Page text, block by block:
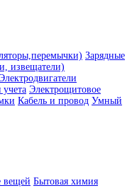
Зарядные
извещатели)
Электрощитовое
Кабель и провод Умный
вещей Бытовая химия